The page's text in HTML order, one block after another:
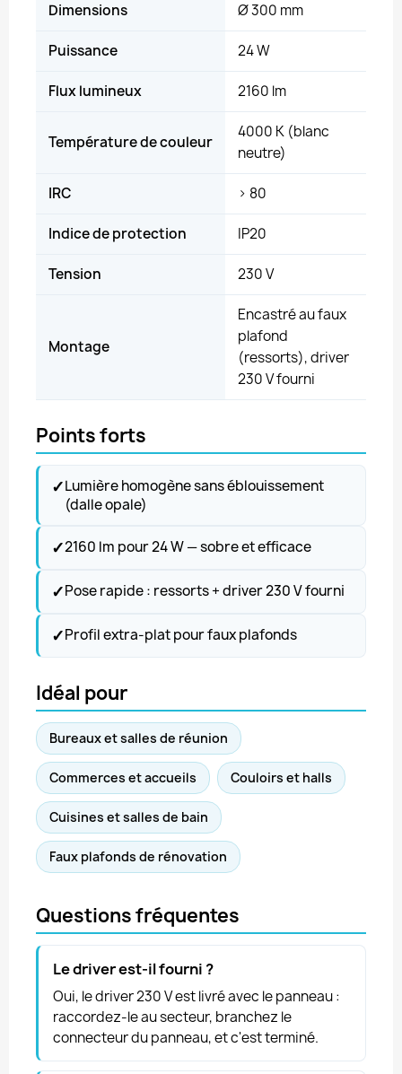
Dimensions Ø 300 mm
Puissance 24 W
Flux lumineux 2160 lm
Température de couleur
4000 K (blanc
neutre)
IRC > 80
Indice de protection IP20
Tension 230 V
Montage
Encastré au faux
plafond
(ressorts), driver
230 V fourni
Points forts
✓Lumière homogène sans éblouissement
(dalle opale)
✓2160 lm pour 24 W — sobre et efficace
✓Pose rapide : ressorts + driver 230 V fourni
✓Profil extra-plat pour faux plafonds
Idéal pour
Bureaux et salles de réunion
Commerces et accueils Couloirs et halls
Cuisines et salles de bain
Faux plafonds de rénovation
Questions fréquentes
Le driver est-il fourni ?
Oui, le driver 230 V est livré avec le panneau :
raccordez-le au secteur, branchez le
connecteur du panneau, et c'est terminé.